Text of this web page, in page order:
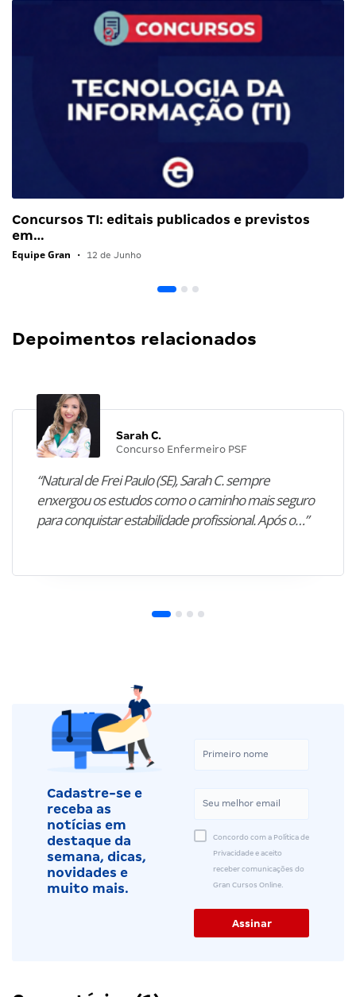
Concursos TI: editais publicados e previstos
em…
Equipe Gran • 12 de Junho
Depoimentos relacionados
Sarah C.
Concurso Enfermeiro PSF
“Natural de Frei Paulo (SE), Sarah C. sempre
enxergou os estudos como o caminho mais seguro
para conquistar estabilidade profissional. Após o…”
Cadastre-se e
receba as
notícias em
destaque da
semana, dicas,
novidades e
muito mais.
Concordo com a Política de
Privacidade e aceito
receber comunicações do
Gran Cursos Online.